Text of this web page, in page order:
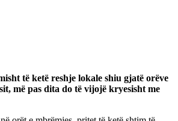
të ketë reshje lokale shiu gjatë orëve
më pas dita do të vijojë kryesisht me